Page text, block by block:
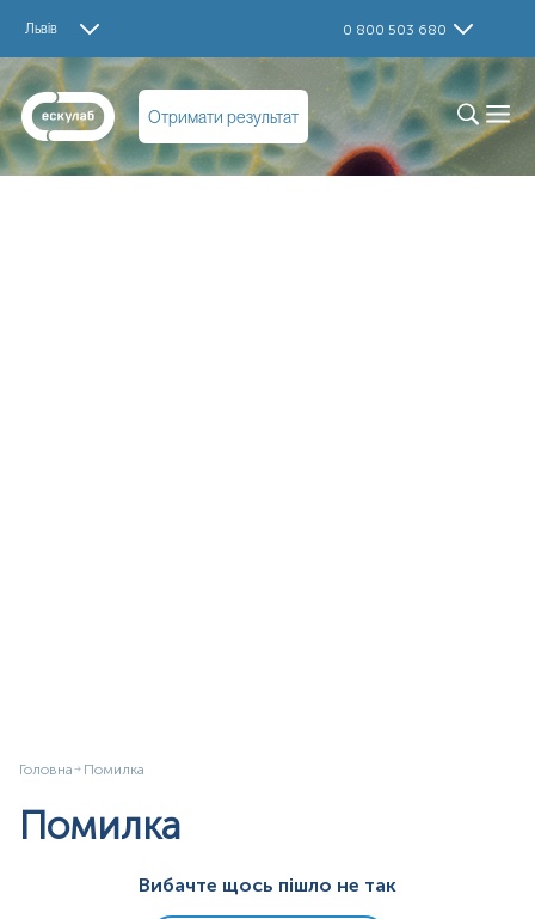
Львів 0 800 503 680
Отримати результат
Головна Помилка
Помилка
Вибачте щось пішло не так